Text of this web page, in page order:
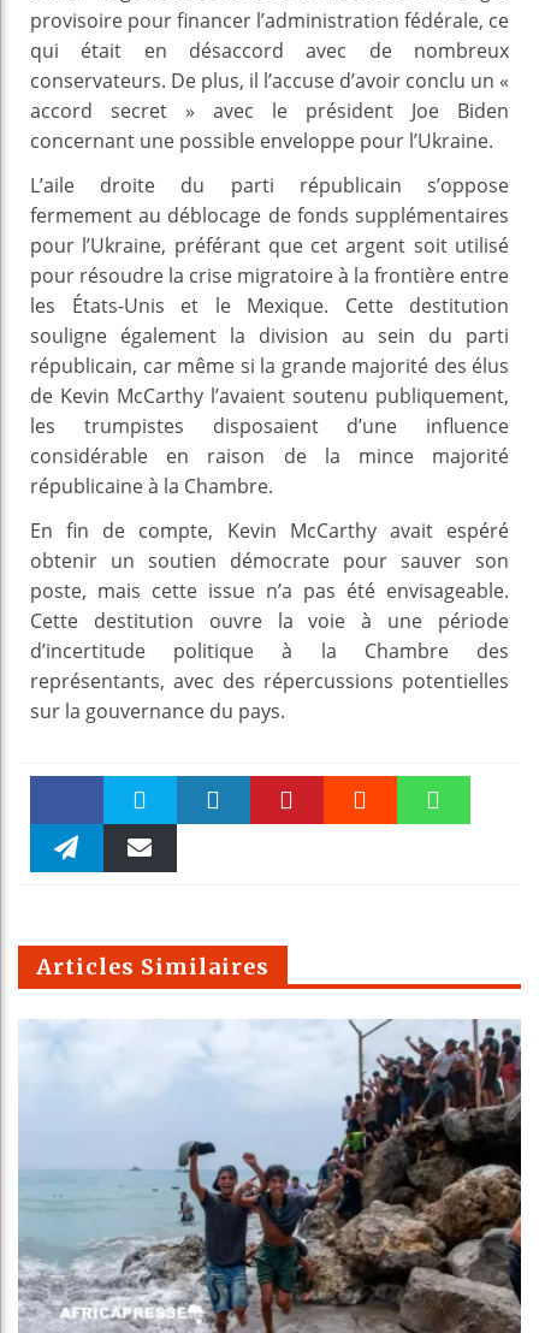
provisoire pour financer l’administration fédérale, ce
qui était en désaccord avec de nombreux
conservateurs. De plus, il l’accuse d’avoir conclu un «
accord secret » avec le président Joe Biden
concernant une possible enveloppe pour l’Ukraine.
L’aile droite du parti républicain s’oppose
fermement au déblocage de fonds supplémentaires
pour l’Ukraine, préférant que cet argent soit utilisé
pour résoudre la crise migratoire à la frontière entre
les États-Unis et le Mexique. Cette destitution
souligne également la division au sein du parti
républicain, car même si la grande majorité des élus
de Kevin McCarthy l’avaient soutenu publiquement,
les trumpistes disposaient d’une influence
considérable en raison de la mince majorité
républicaine à la Chambre.
En fin de compte, Kevin McCarthy avait espéré
obtenir un soutien démocrate pour sauver son
poste, mais cette issue n’a pas été envisageable.
Cette destitution ouvre la voie à une période
d’incertitude politique à la Chambre des
représentants, avec des répercussions potentielles
sur la gouvernance du pays.
Faceboo Twitter
m
Articles Similaires